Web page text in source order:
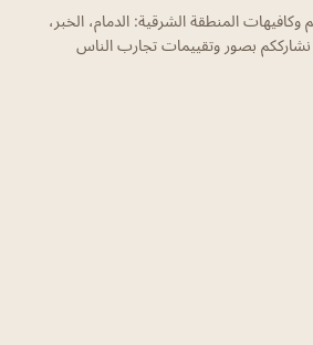
المنطقة الشرقية: الدمام، الخبر،
نشارككم بصور وتقييمات تجارب الناس